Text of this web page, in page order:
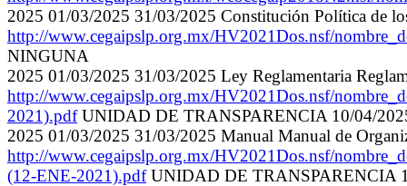
2025 01/03/2025 31/03/2025 Constitución Política de
http://www.cegaipslp.org.mx/HV2021Dos.nsf/
NINGUNA
2025 01/03/2025 31/03/2025 Ley Reglamentaria
http://www.cegaipslp.org.mx/HV2021Dos.nsf/
2021).pdfUNIDAD DE TRANSPARENCIA 10/04/
2025 01/03/2025 31/03/2025 Manual Manual de
http://www.cegaipslp.org.mx/HV2021Dos.nsf/
(12-ENE-2021).pdfUNIDAD DE TRANSPARENCIA